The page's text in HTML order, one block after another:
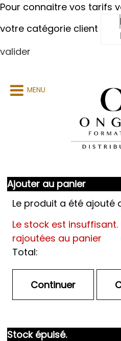
Pour connaitre vos tarifs
votre catégorie client
valider
MENU
Ajouter au panier
Le produit a été ajouté
Le stock est insuffisant.
rajoutées au panier
Total:
Stock épuisé.